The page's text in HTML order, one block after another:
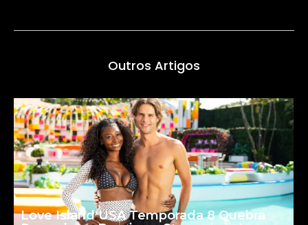
Outros Artigos
Love Island USA Temporada 8 Quebra